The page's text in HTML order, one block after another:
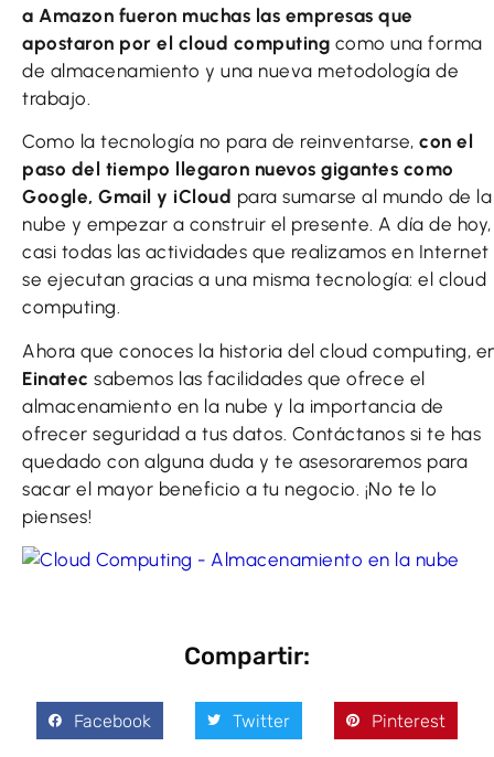
a Amazon fueron muchas las empresas que
apostaron por el cloud computing como una forma
de almacenamiento y una nueva metodología de
trabajo.
Como la tecnología no para de reinventarse, con el
paso del tiempo llegaron nuevos gigantes como
Google, Gmail y iCloud para sumarse al mundo de la
nube y empezar a construir el presente. A día de hoy,
casi todas las actividades que realizamos en Internet
se ejecutan gracias a una misma tecnología: el cloud
computing.
Ahora que conoces la historia del cloud computing,
Einatec sabemos las facilidades que ofrece el
almacenamiento en la nube y la importancia de
ofrecer seguridad a tus datos. Contáctanos si te has
quedado con alguna duda y te asesoraremos para
sacar el mayor beneficio a tu negocio. ¡No te lo
pienses!
Compartir:
Facebook Twitter Pinterest